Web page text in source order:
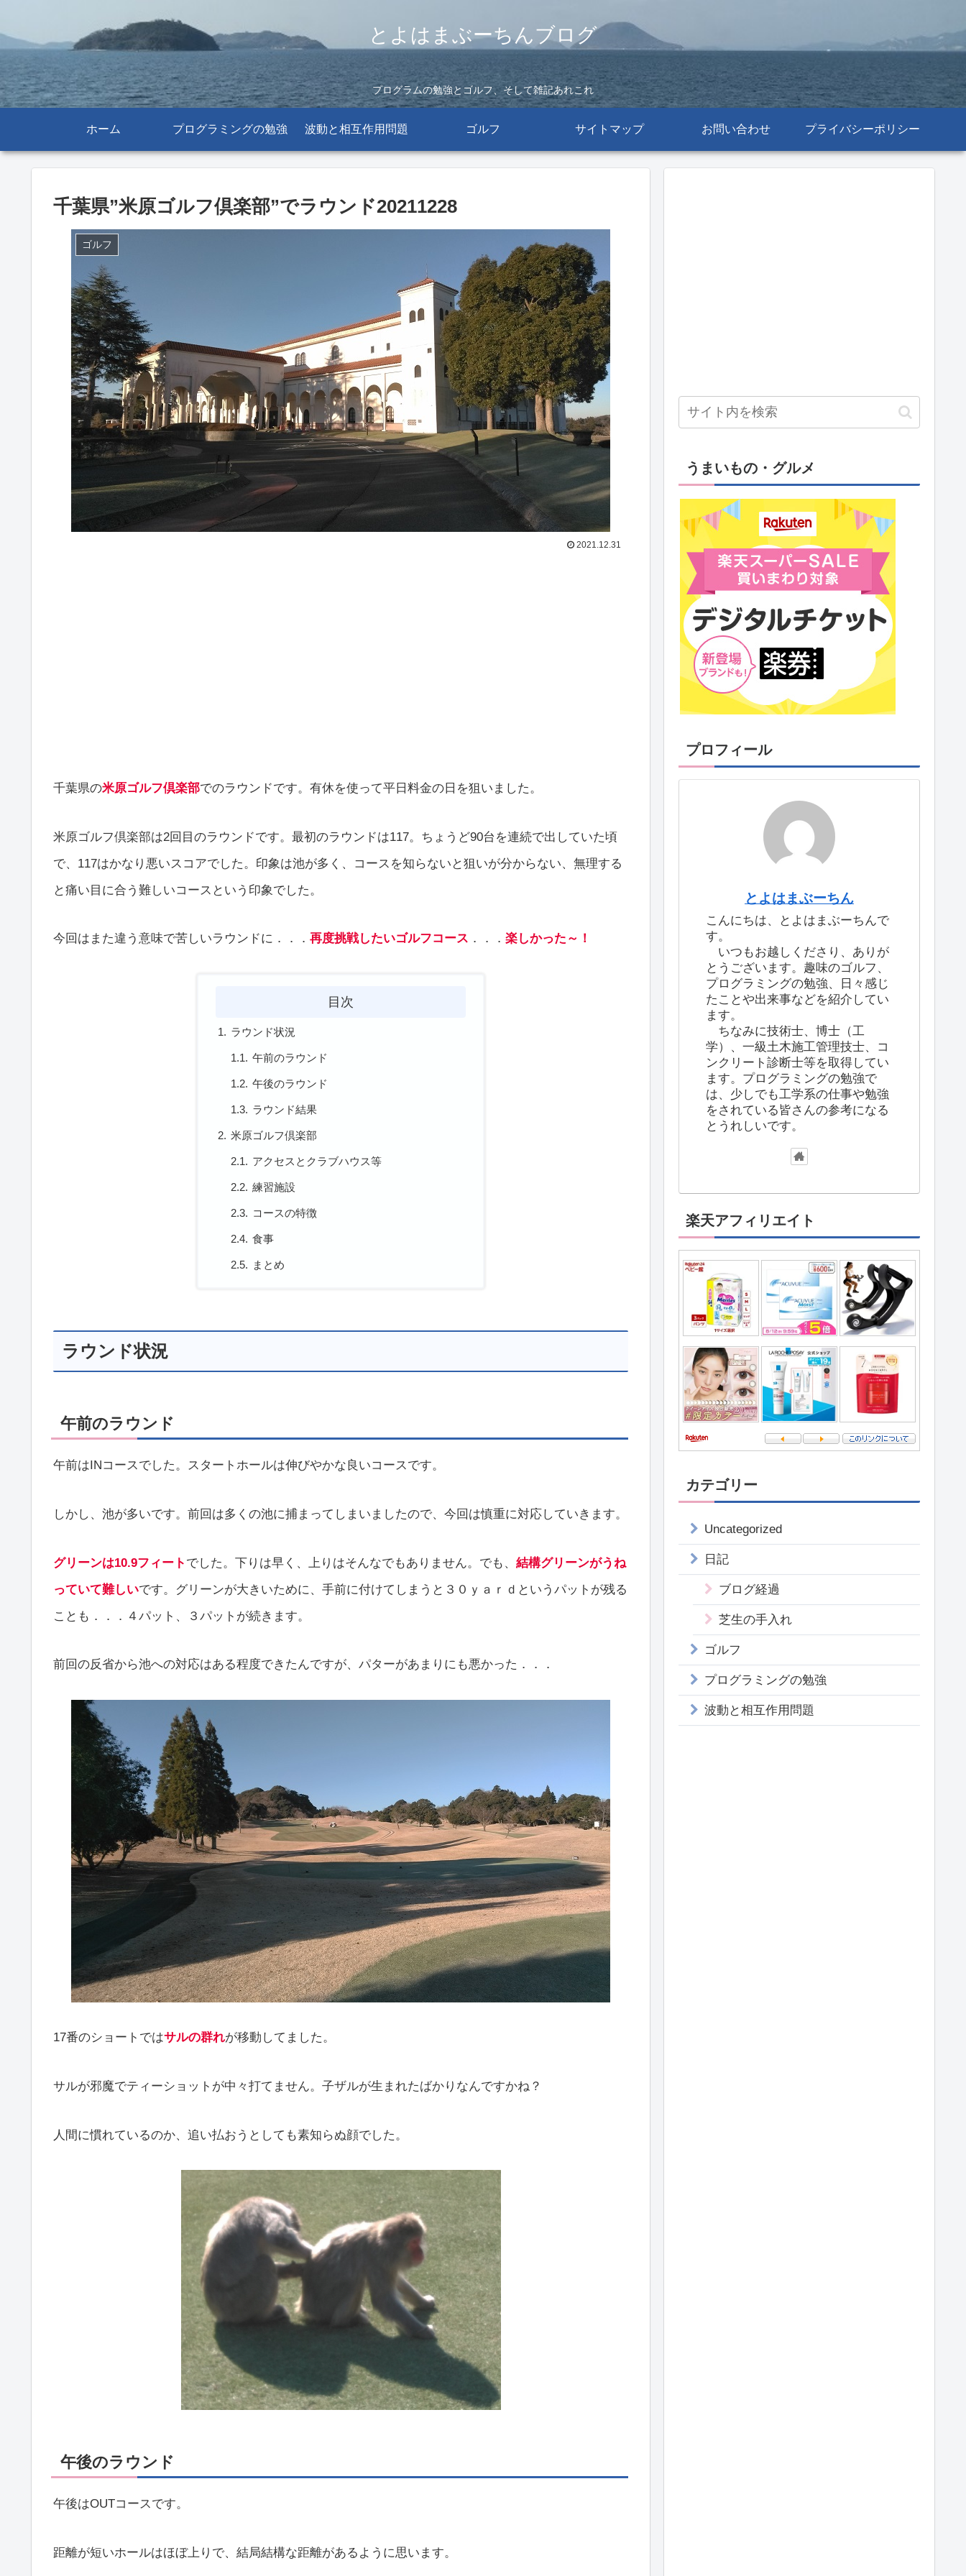
とよはまぶーちんブログ
プログラムの勉強とゴルフ、そして雑記あれこれ
ホーム プログラミングの勉強 波動と相互作用問題 ゴルフ サイトマップ お問い合わせ プライバシーポリシー
千葉県”米原ゴルフ倶楽部”でラウンド20211228
ゴルフ
2021.12.31
千葉県の米原ゴルフ倶楽部でのラウンドです。有休を使って平日料金の日を狙いました。
米原ゴルフ倶楽部は2回目のラウンドです。最初のラウンドは117。ちょうど90台を連続で出していた頃
で、117はかなり悪いスコアでした。印象は池が多く、コースを知らないと狙いが分からない、無理する
と痛い目に合う難しいコースという印象でした。
今回はまた違う意味で苦しいラウンドに．．． 再度挑戦したいゴルフコース ．．． 楽しかった～！
目次
ラウンド状況
午前のラウンド
午後のラウンド
ラウンド結果
米原ゴルフ倶楽部
アクセスとクラブハウス等
練習施設
コースの特徴
食事
まとめ
ラウンド状況
午前のラウンド
午前はINコースでした。スタートホールは伸びやかな良いコースです。
しかし、池が多いです。前回は多くの池に捕まってしまいましたので、今回は慎重に対応していきます。
グリーンは10.9フィート でした。下りは早く、上りはそんなでもありません。でも、 結構グリーンがうね
っていて難しいです。グリーンが大きいために、手前に付けてしまうと３０ｙａｒｄというパットが残る
ことも．．．４パット、３パットが続きます。
前回の反省から池への対応はある程度できたんですが、パターがあまりにも悪かった．．．
17番のショートではサルの群れが移動してました。
サルが邪魔でティーショットが中々打てません。子ザルが生まれたばかりなんですかね？
人間に慣れているのか、追い払おうとしても素知らぬ顔でした。
午後のラウンド
午後はOUTコースです。
距離が短いホールはほぼ上りで、結局結構な距離があるように思います。
うまいもの・グルメ
プロフィール
とよはまぶーちん
こんにちは、とよはまぶーちんで
す。
いつもお越しくださり、ありが
とうございます。趣味のゴルフ、
プログラミングの勉強、日々感じ
たことや出来事などを紹介してい
ます。
ちなみに技術士、博士（工
学）、一級土木施工管理技士、コ
ンクリート診断士等を取得してい
ます。プログラミングの勉強で
は、少しでも工学系の仕事や勉強
をされている皆さんの参考になる
とうれしいです。
楽天アフィリエイト
カテゴリー
Uncategorized
日記
ブログ経過
芝生の手入れ
ゴルフ
プログラミングの勉強
波動と相互作用問題